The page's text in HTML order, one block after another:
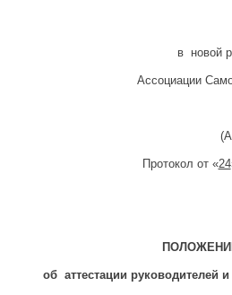
в новой
Ассоциации
Протокол от «24
об аттестации руководителей